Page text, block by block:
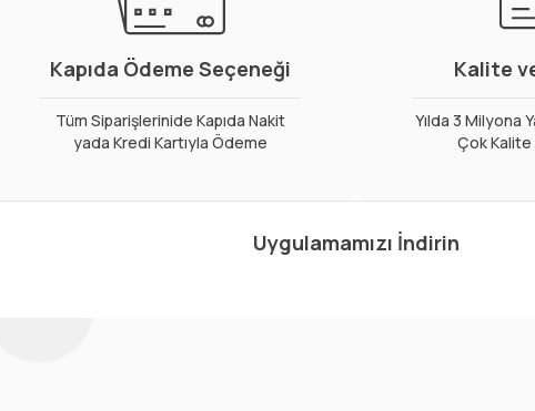
Kapıda Ödeme Seçeneği
Tüm Siparişlerinide Kapıda Nakit
yada Kredi Kartıyla Ödeme
Kalite
Yılda 3 Milyona
Çok
Uygulamamızı İndirin